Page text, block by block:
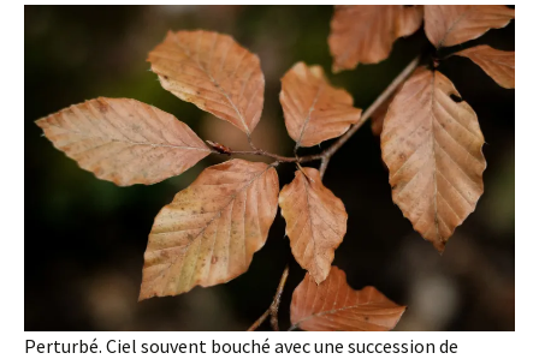
Perturbé. Ciel souvent bouché avec une succession de